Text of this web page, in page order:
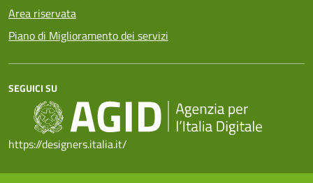
Area riservata
Piano di Miglioramento dei servizi
SEGUICI SU
https://designers.italia.it/